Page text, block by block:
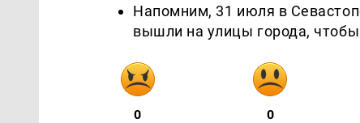
Напомним, 31 июля в
вышли на улицы города,
0 0